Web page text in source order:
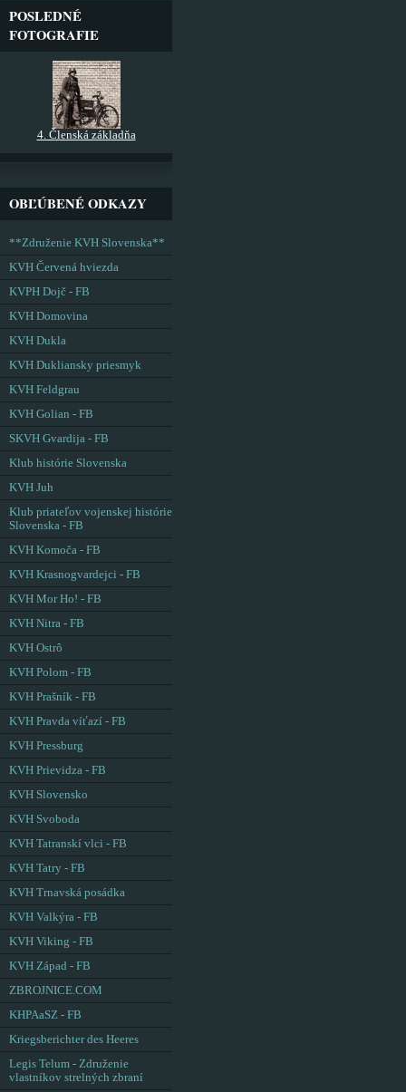
POSLEDNÉ
FOTOGRAFIE
4. Členská základňa
OBĽÚBENÉ ODKAZY
**Združenie KVH Slovenska**
KVH Červená hviezda
KVPH Dojč - FB
KVH Domovina
KVH Dukla
KVH Dukliansky priesmyk
KVH Feldgrau
KVH Golian - FB
SKVH Gvardija - FB
Klub histórie Slovenska
KVH Juh
Klub priateľov vojenskej histórie
Slovenska - FB
KVH Komoča - FB
KVH Krasnogvardejci - FB
KVH Mor Ho! - FB
KVH Nitra - FB
KVH Ostrô
KVH Polom - FB
KVH Prašník - FB
KVH Pravda víťazí - FB
KVH Pressburg
KVH Prievidza - FB
KVH Slovensko
KVH Svoboda
KVH Tatranskí vlci - FB
KVH Tatry - FB
KVH Trnavská posádka
KVH Valkýra - FB
KVH Viking - FB
KVH Západ - FB
ZBROJNICE.COM
KHPAaSZ - FB
Kriegsberichter des Heeres
Legis Telum - Združenie
vlastníkov strelných zbraní